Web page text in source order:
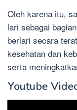
Oleh karena itu,
lari sebagai
berlari secara
kesehatan dan
serta
Youtube